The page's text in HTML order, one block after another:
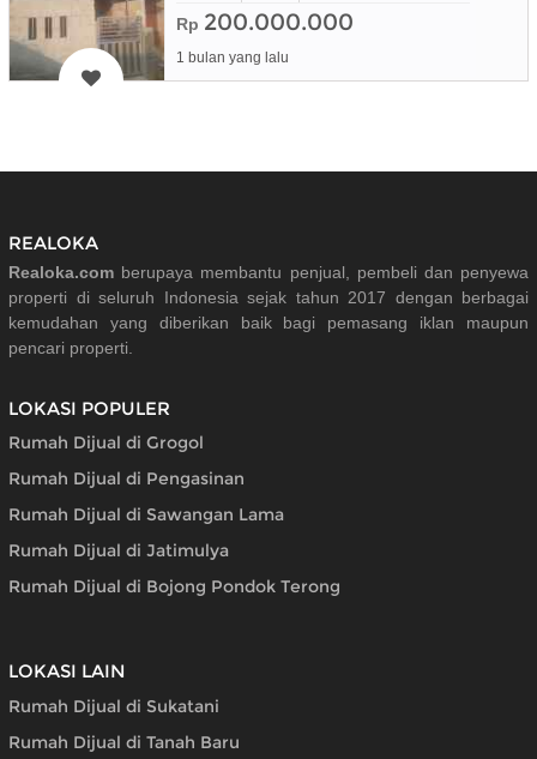
Rp 200.000.000
1 bulan yang lalu
REALOKA
Realoka.com berupaya membantu penjual, pembeli dan penyewa
properti di seluruh Indonesia sejak tahun 2017 dengan berbagai
kemudahan yang diberikan baik bagi pemasang iklan maupun
pencari properti.
LOKASI POPULER
Rumah Dijual di Grogol
Rumah Dijual di Pengasinan
Rumah Dijual di Sawangan Lama
Rumah Dijual di Jatimulya
Rumah Dijual di Bojong Pondok Terong
LOKASI LAIN
Rumah Dijual di Sukatani
Rumah Dijual di Tanah Baru